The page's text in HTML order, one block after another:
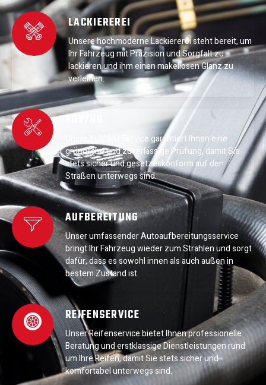
LACKIEREREI
Unsere hochmoderne Lackiererei steht bereit, um
Ihr Fahrzeug mit Präzision und Sorgfalt zu
lackieren und ihm einen makellosen Glanz zu
verleihen.
TÜV/HU
Unser TÜV/HU Service garantiert Ihnen eine
gründliche und zuverlässige Prüfung, damit Sie
stets sicher und gesetzeskonform auf den
Straßen unterwegs sind.
AUFBEREITUNG
Unser umfassender Autoaufbereitungsservice
bringt Ihr Fahrzeug wieder zum Strahlen und sorgt
dafür, dass es sowohl innen als auch außen in
bestem Zustand ist.
REIFENSERVICE
Unser Reifenservice bietet Ihnen professionelle
Beratung und erstklassige Dienstleistungen rund
um Ihre Reifen, damit Sie stets sicher und
komfortabel unterwegs sind.